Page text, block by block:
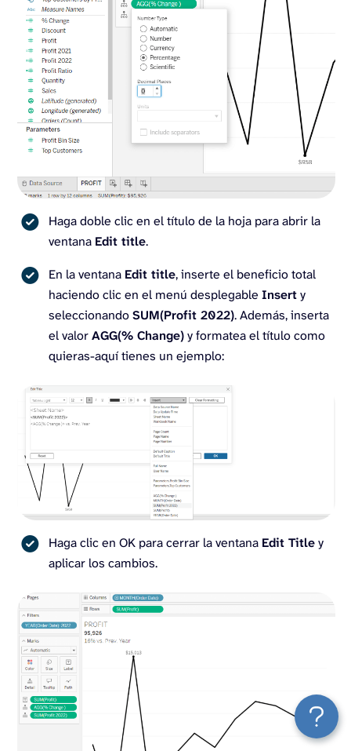
Haga doble clic en el título de la hoja para abrir la
ventana Edit title.
En la ventana Edit title, inserte el beneficio total
haciendo clic en el menú desplegable Inserty
seleccionandoSUM(Profit 2022). Además, inserta
el valorAGG(% Change)y formatea el título como
quieras-aquí tienes un ejemplo:
Haga clic en OK para cerrar la ventana Edit Titley
aplicar los cambios.